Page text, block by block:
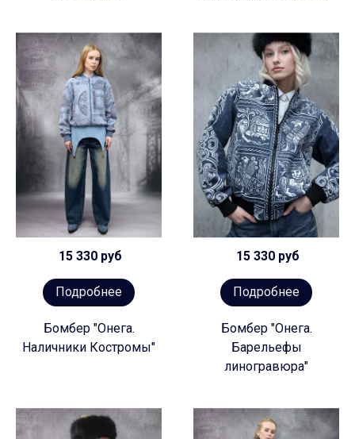
15 330 руб
Подробнее
Бомбер "Онега.
Наличники Костромы"
15 330 руб
Подробнее
Бомбер "Онега.
Барельефы
линогравюра"